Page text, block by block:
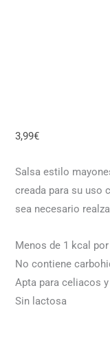
3,99€
Salsa estilo
creada para su uso
sea necesario
Menos de 1 kcal
No contiene
Apta para celiacos
Sin lactosa